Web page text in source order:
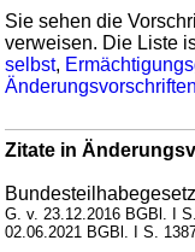
Sie sehen die
verweisen. Die Liste
selbst,
Änderungsvorschriften
Zitate in
G. v. 23.12.2016 BGBl. I
02.06.2021 BGBl. I S.